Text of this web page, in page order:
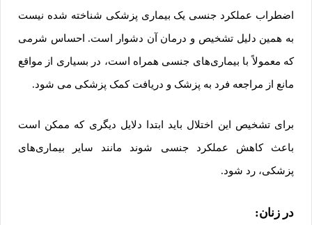
اضطراب عملکرد جنسی یک بیماری پزشکی شناخته شده نیست
به همین دلیل تشخیص و درمان آن دشوار است. احساس شرمی
که معمولاً با بیماری‌های جنسی همراه است، در بسیاری از مواقع
مانع از مراجعه فرد به پزشک و دریافت کمک پزشکی می شود.
برای تشخیص این اختلال باید ابتدا دلایل دیگری که ممکن است
باعث کاهش عملکرد جنسی شوند مانند سایر بیماری‌های
پزشکی، رد شود.
در زنان: